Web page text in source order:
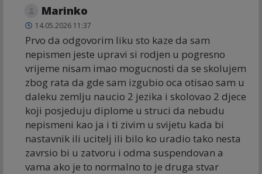
Marinko
14.05.2026 11:37
Prvo da odgovorim liku sto kaze da sam
nepismen jeste upravi si rodjen u pogresno
vrijeme nisam imao mogucnosti da se skolujem
zbog rata da gde sam izgubio oca otisao sam u
daleku zemlju naucio 2 jezika i skolovao 2 djece
koji posjeduju diplome u struci da nebudu
nepismeni kao ja i ti zivim u svijetu kada bi
nastavnik ili ucitelj ili bilo ko uradio tako nesta
zavrsio bi u zatvoru i odma suspendovan a
vama ako je to normalno to je druga stvar